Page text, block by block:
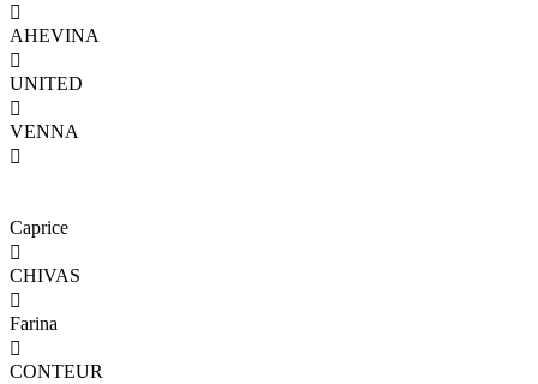

AHEVINA

UNITED

VENNA

Caprice

CHIVAS

Farina

CONTEUR